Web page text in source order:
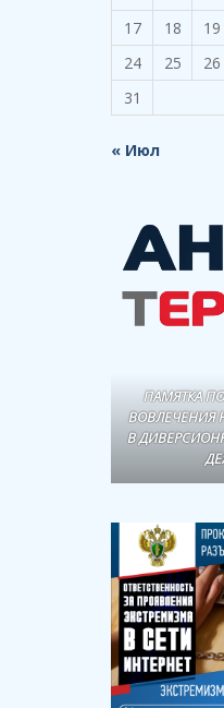
17
18 19
24
25 26
31
« Июл
ПАМЯТКА
ВОВЛЕЧЕНИЯ
В